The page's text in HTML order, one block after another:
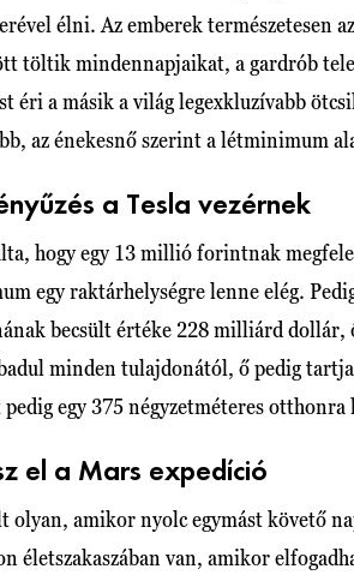
élni. Az emberek természetesen
töltik mindennapjaikat, a gardrób
éri a másik a világ legexkluzívabb
az énekesnő szerint a létminimum
a Tesla vezérnek
hogy egy 13 millió forintnak
egy raktárhelységre lenne elég.
becsült értéke 228 milliárd dollár,
minden tulajdonától, ő pedig
pedig egy 375 négyzetméteres
el a Mars expedíció
olyan, amikor nyolc egymást követő
életszakaszában van, amikor